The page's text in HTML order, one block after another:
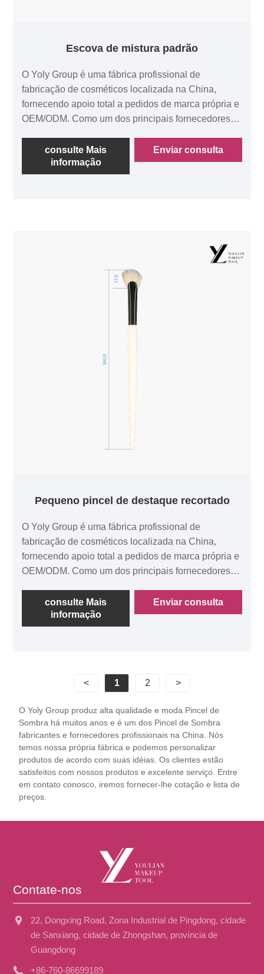
Escova de mistura padrão
O Yoly Group é uma fábrica profissional de
fabricação de cosméticos localizada na China,
fornecendo apoio total a pedidos de marca própria e
OEM/ODM. Como um dos principais fornecedores
estamos comprometidos em fornecer um serviço
único aos nossos clientes. Brush de mistura de
padrões, as cerdas são feitas de lã pura, macia e
consulte Mais
informação
Enviar consulta
Pequeno pincel de destaque recortado
O Yoly Group é uma fábrica profissional de
fabricação de cosméticos localizada na China,
fornecendo apoio total a pedidos de marca própria e
OEM/ODM. Como um dos principais fornecedores
estamos comprometidos em fornecer um serviço
único aos nossos clientes. Esse pequeno pincel de
destaque recortado é feito de cerdas de lã pura que
consulte Mais
informação
Enviar consulta
< 1 2 >
O Yoly Group produz alta qualidade e moda Pincel de
Sombra há muitos anos e é um dos Pincel de Sombra
fabricantes e fornecedores profissionais na China. Nós
temos nossa própria fábrica e podemos personalizar
produtos de acordo com suas idéias. Os clientes estão
satisfeitos com nossos produtos e excelente serviço. Entre
em contato conosco, iremos fornecer-lhe cotação e lista de
preços.
Contate-nos
22, Dongxing Road, Zona Industrial de Pingdong, cidade
de Sanxiang, cidade de Zhongshan, província de
Guangdong
+86-760-86699189